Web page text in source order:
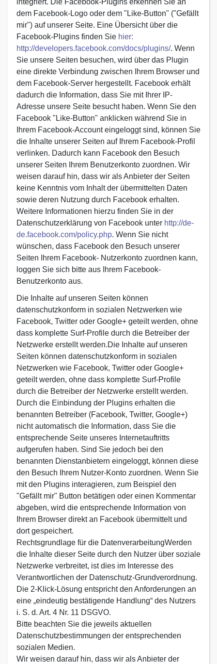
integriert. Die Facebook-Plugins erkennen Sie an
dem Facebook-Logo oder dem "Like-Button" ("Gefällt
mir") auf unserer Seite. Eine Übersicht über die
Facebook-Plugins finden Sie hier:
http://developers.facebook.com/docs/plugins/. Wenn
Sie unsere Seiten besuchen, wird über das Plugin
eine direkte Verbindung zwischen Ihrem Browser und
dem Facebook-Server hergestellt. Facebook erhält
dadurch die Information, dass Sie mit Ihrer IP-
Adresse unsere Seite besucht haben. Wenn Sie den
Facebook "Like-Button" anklicken während Sie in
Ihrem Facebook-Account eingeloggt sind, können Sie
die Inhalte unserer Seiten auf Ihrem Facebook-Profil
verlinken. Dadurch kann Facebook den Besuch
unserer Seiten Ihrem Benutzerkonto zuordnen. Wir
weisen darauf hin, dass wir als Anbieter der Seiten
keine Kenntnis vom Inhalt der übermittelten Daten
sowie deren Nutzung durch Facebook erhalten.
Weitere Informationen hierzu finden Sie in der
Datenschutzerklärung von Facebook unter http://de-
de.facebook.com/policy.php. Wenn Sie nicht
wünschen, dass Facebook den Besuch unserer
Seiten Ihrem Facebook- Nutzerkonto zuordnen kann,
loggen Sie sich bitte aus Ihrem Facebook-
Benutzerkonto aus.
Die Inhalte auf unseren Seiten können
datenschutzkonform in sozialen Netzwerken wie
Facebook, Twitter oder Google+ geteilt werden, ohne
dass komplette Surf-Profile durch die Betreiber der
Netzwerke erstellt werden.Die Inhalte auf unseren
Seiten können datenschutzkonform in sozialen
Netzwerken wie Facebook, Twitter oder Google+
geteilt werden, ohne dass komplette Surf-Profile
durch die Betreiber der Netzwerke erstellt werden.
Durch die Einbindung der Plugins erhalten die
benannten Betreiber (Facebook, Twitter, Google+)
nicht automatisch die Information, dass Sie die
entsprechende Seite unseres Internetauftritts
aufgerufen haben. Sind Sie jedoch bei den
benannten Dienstanbietern eingeloggt, können diese
den Besuch Ihrem Nutzer-Konto zuordnen. Wenn Sie
mit den Plugins interagieren, zum Beispiel den
"Gefällt mir" Button betätigen oder einen Kommentar
abgeben, wird die entsprechende Information von
Ihrem Browser direkt an Facebook übermittelt und
dort gespeichert.
Rechtsgrundlage für die DatenverarbeitungWerden
die Inhalte dieser Seite durch den Nutzer über soziale
Netzwerke verbreitet, ist dies im Interesse des
Verantwortlichen der Datenschutz-Grundverordnung.
Die 2-Klick-Lösung entspricht den Anforderungen an
eine „eindeutig bestätigende Handlung“ des Nutzers
i. S. d. Art. 4 Nr. 11 DSGVO.
Bitte beachten Sie die jeweils aktuellen
Datenschutzbestimmungen der entsprechenden
sozialen Medien.
Wir weisen darauf hin, dass wir als Anbieter der